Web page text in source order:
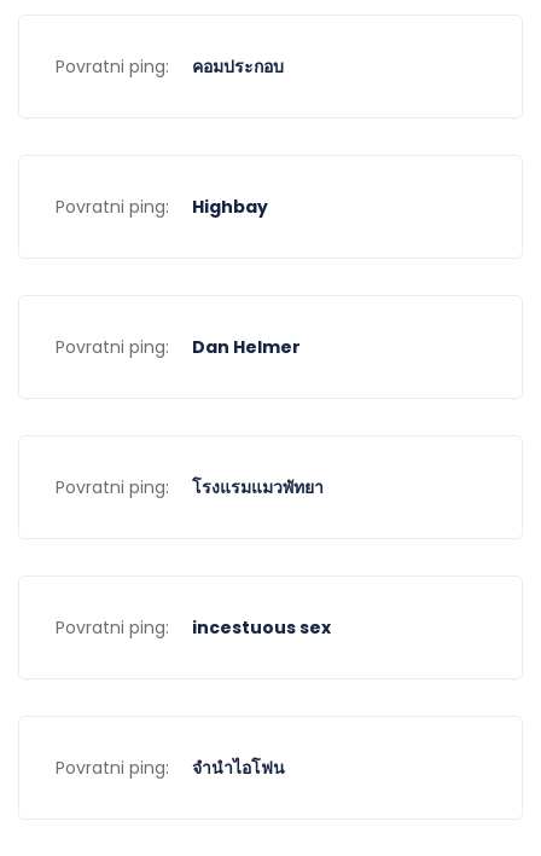
Povratni ping: คอมประกอบ
Povratni ping: Highbay
Povratni ping: Dan Helmer
Povratni ping: โรงแรมแมวพัทยา
Povratni ping: incestuous sex
Povratni ping: จำนำไอโฟน